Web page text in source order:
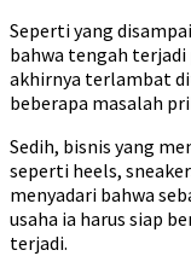
Seperti yang
bahwa tengah
akhirnya terlambat
beberapa masalah
Sedih, bisnis yang
seperti heels,
menyadari bahwa
usaha ia harus siap
terjadi.